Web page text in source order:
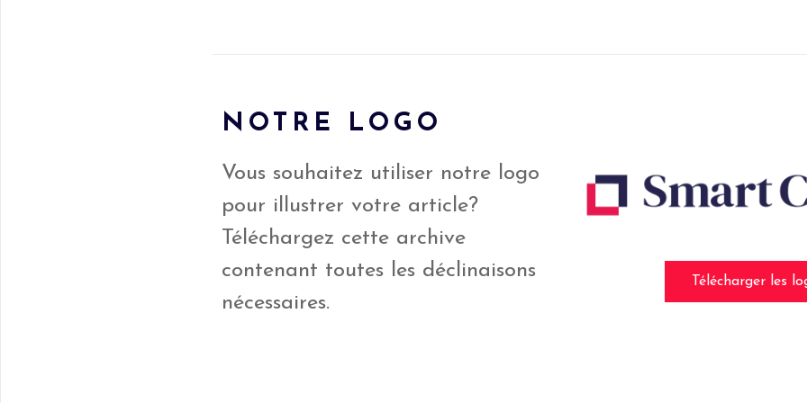
NOTRE LOGO
Vous souhaitez utiliser notre logo
pour illustrer votre article?
Téléchargez cette archive
contenant toutes les déclinaisons
nécessaires.
Télécharger les